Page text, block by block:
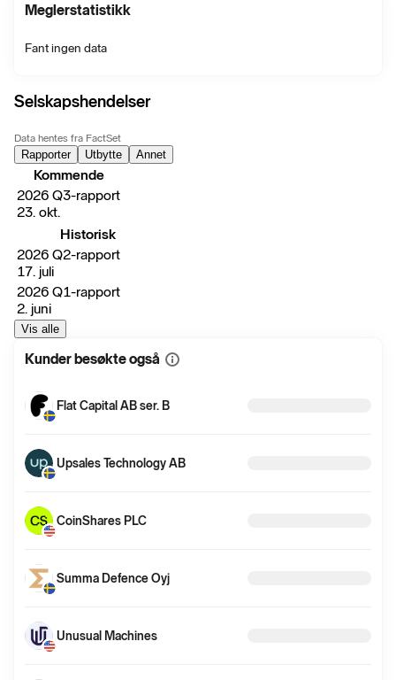
Meglerstatistikk
Fant ingen data
Selskapshendelser
Data hentes fra FactSet
Rapporter Utbytte Annet
Kommende
2026 Q3-rapport
23. okt.
Historisk
2026 Q2-rapport
17. juli
2026 Q1-rapport
2. juni
Vis alle
Kunder besøkte også Vis
Flat Capital AB ser. B
Upsales Technology AB
CoinShares PLC
Summa Defence Oyj
Unusual Machines